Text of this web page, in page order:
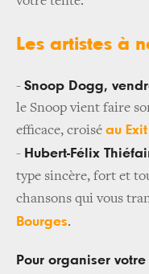
Les artistes à
- Snoop Dogg,
le Snoop vient faire
efficace, croisé au
- Hubert-Félix
type sincère, fort et
chansons qui vous
Bourges.
Pour organiser